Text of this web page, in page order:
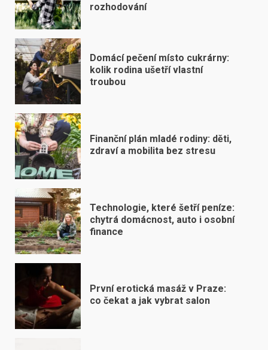
rozhodování
Domácí pečení místo cukrárny:
kolik rodina ušetří vlastní
troubou
Finanční plán mladé rodiny: děti,
zdraví a mobilita bez stresu
Technologie, které šetří peníze:
chytrá domácnost, auto i osobní
finance
První erotická masáž v Praze:
co čekat a jak vybrat salon